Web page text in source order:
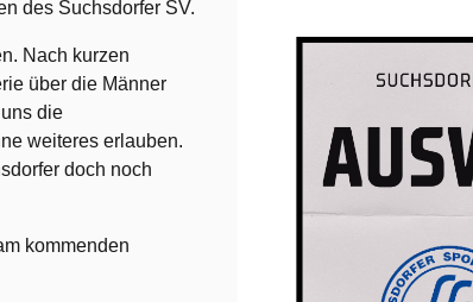
des Suchsdorfer SV.
Nach kurzen
über die Männer
die
weiteres erlauben.
doch noch
kommenden